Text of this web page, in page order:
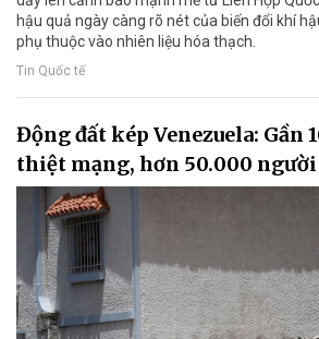
hậu quả ngày càng rõ nét của biến đổi khí
phụ thuộc vào nhiên liệu hóa thạch.
Tin Quốc tế
Động đất kép Venezuela: Gần
thiệt mạng, hơn 50.000